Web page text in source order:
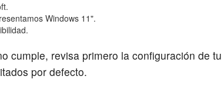
Windows 11".
cumple, revisa primero la configuración de
por defecto.